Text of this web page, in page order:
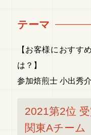
テーマ
【お客様におすす
は？】
参加焙煎士 小出秀介
2021第2位
関東Aチーム